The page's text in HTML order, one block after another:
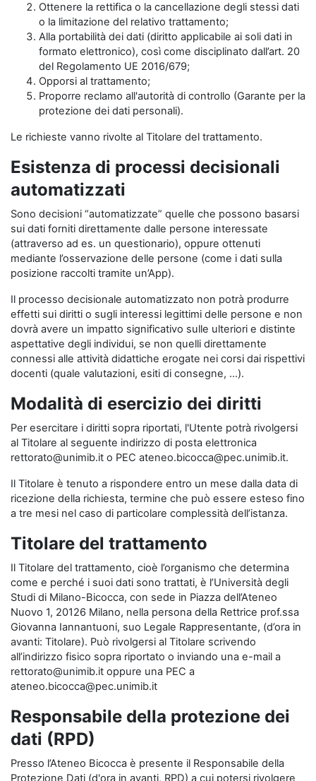
Ottenere la rettifica o la cancellazione degli stessi dati
o la limitazione del relativo trattamento;
Alla portabilità dei dati (diritto applicabile ai soli dati in
formato elettronico), così come disciplinato dall’art. 20
del Regolamento UE 2016/679;
Opporsi al trattamento;
Proporre reclamo all'autorità di controllo (Garante per la
protezione dei dati personali).
Le richieste vanno rivolte al Titolare del trattamento.
Esistenza di processi decisionali
automatizzati
Sono decisioni “automatizzate” quelle che possono basarsi
sui dati forniti direttamente dalle persone interessate
(attraverso ad es. un questionario), oppure ottenuti
mediante l’osservazione delle persone (come i dati sulla
posizione raccolti tramite un’App).
Il processo decisionale automatizzato non potrà produrre
effetti sui diritti o sugli interessi legittimi delle persone e non
dovrà avere un impatto significativo sulle ulteriori e distinte
aspettative degli individui, se non quelli direttamente
connessi alle attività didattiche erogate nei corsi dai rispettivi
docenti (quale valutazioni, esiti di consegne, …).
Modalità di esercizio dei diritti
Per esercitare i diritti sopra riportati, l'Utente potrà rivolgersi
al Titolare al seguente indirizzo di posta elettronica
rettorato@unimib.it o PEC ateneo.bicocca@pec.unimib.it.
Il Titolare è tenuto a rispondere entro un mese dalla data di
ricezione della richiesta, termine che può essere esteso fino
a tre mesi nel caso di particolare complessità dell’istanza.
Titolare del trattamento
Il Titolare del trattamento, cioè l’organismo che determina
come e perché i suoi dati sono trattati, è l’Università degli
Studi di Milano-Bicocca, con sede in Piazza dell’Ateneo
Nuovo 1, 20126 Milano, nella persona della Rettrice prof.ssa
Giovanna Iannantuoni, suo Legale Rappresentante, (d’ora in
avanti: Titolare). Può rivolgersi al Titolare scrivendo
all’indirizzo fisico sopra riportato o inviando una e-mail a
rettorato@unimib.it oppure una PEC a
ateneo.bicocca@pec.unimib.it
Responsabile della protezione dei
dati (RPD)
Presso l’Ateneo Bicocca è presente il Responsabile della
Protezione Dati (d'ora in avanti, RPD) a cui potersi rivolgere